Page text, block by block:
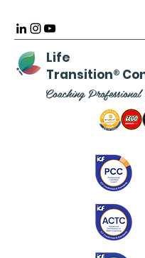
Life
Transition®
Coaching